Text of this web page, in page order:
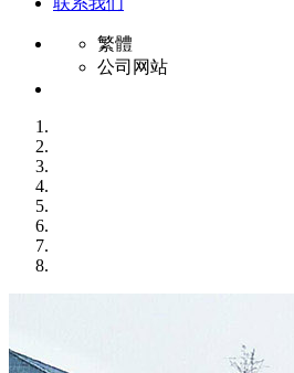
繁體
公司网站